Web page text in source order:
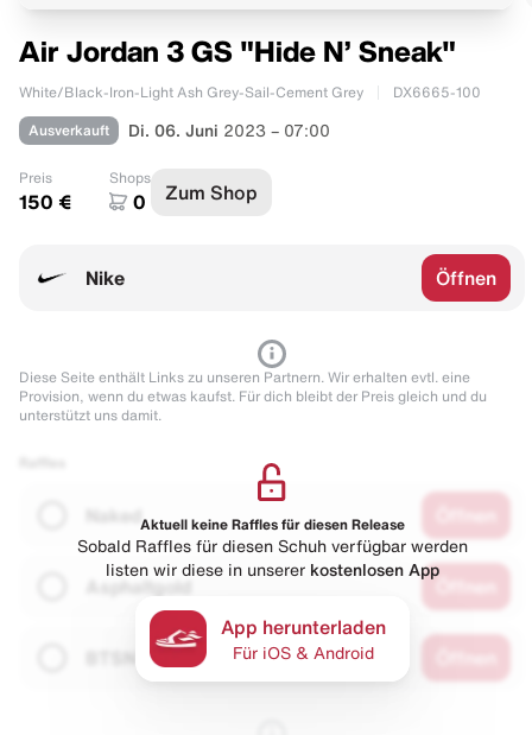
Air Jordan 3 GS "Hide N’ Sneak"
White/Black-Iron-Light Ash Grey-Sail-Cement Grey DX6665-100
Ausverkauft Di. 06. Juni 2023 – 07:00
Preis
150 €
Shops
0 Zum Shop
Nike Öffnen
Diese Seite enthält Links zu unseren Partnern. Wir erhalten evtl. eine
Provision, wenn du etwas kaufst. Für dich bleibt der Preis gleich und du
unterstützt uns damit.
Naked
Asphaltgold
Aktuell keine Raffles für diesen Release
Sobald Raffles für diesen Schuh verfügbar werden
listen wir diese in unserer kostenlosen App
App herunterladen
Für iOS & Android